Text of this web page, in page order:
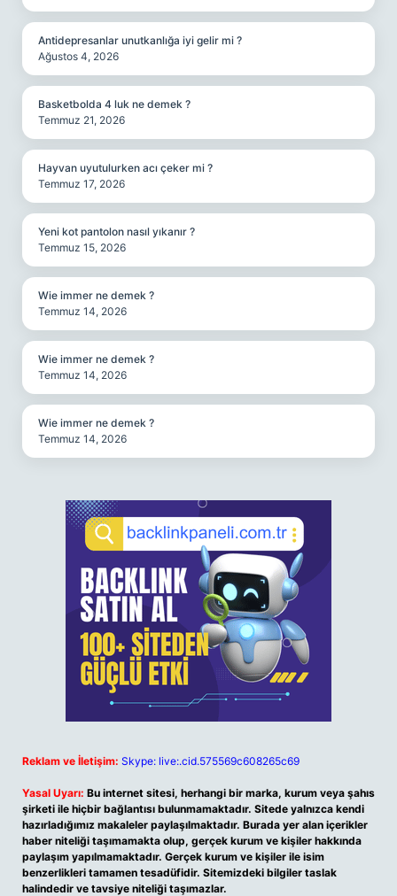
Antidepresanlar unutkanlığa iyi gelir mi ?
Ağustos 4, 2026
Basketbolda 4 luk ne demek ?
Temmuz 21, 2026
Hayvan uyutulurken acı çeker mi ?
Temmuz 17, 2026
Yeni kot pantolon nasıl yıkanır ?
Temmuz 15, 2026
Wie immer ne demek ?
Temmuz 14, 2026
Wie immer ne demek ?
Temmuz 14, 2026
Wie immer ne demek ?
Temmuz 14, 2026
Reklam ve İletişim: Skype: live:.cid.575569c608265c69
Yasal Uyarı: Bu internet sitesi, herhangi bir marka, kurum veya şahıs
şirketi ile hiçbir bağlantısı bulunmamaktadır. Sitede yalnızca kendi
hazırladığımız makaleler paylaşılmaktadır. Burada yer alan içerikler
haber niteliği taşımamakta olup, gerçek kurum ve kişiler hakkında
paylaşım yapılmamaktadır. Gerçek kurum ve kişiler ile isim
benzerlikleri tamamen tesadüfidir. Sitemizdeki bilgiler taslak
halindedir ve tavsiye niteliği taşımazlar.